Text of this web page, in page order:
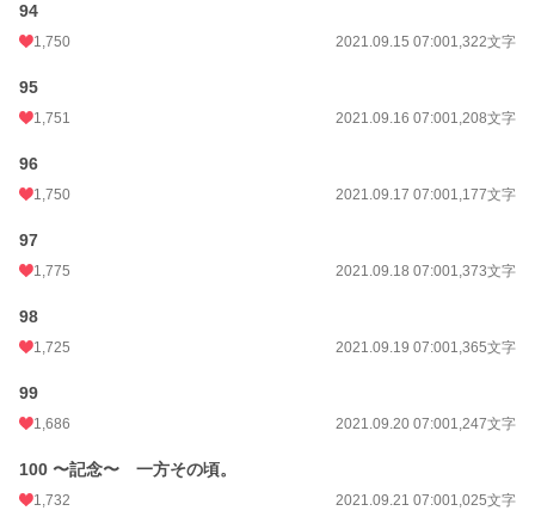
94
1,750 2021.09.15 07:001,322文字
95
1,751 2021.09.16 07:001,208文字
96
1,750 2021.09.17 07:001,177文字
97
1,775 2021.09.18 07:001,373文字
98
1,725 2021.09.19 07:001,365文字
99
1,686 2021.09.20 07:001,247文字
100 〜記念〜 一方その頃。
1,732 2021.09.21 07:001,025文字